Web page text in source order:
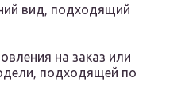
вид, подходящий
на заказ или
подходящей по